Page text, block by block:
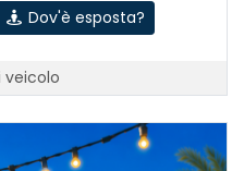
Dov'è esposta?
veicolo